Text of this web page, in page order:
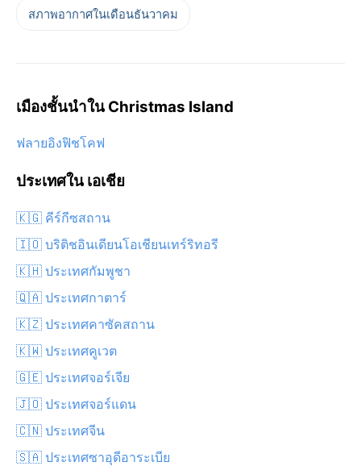
สภาพอากาศในเดือนธันวาคม
เมืองชั้นนำใน Christmas Island
ฟลายอิงฟิชโคฟ
ประเทศใน เอเชีย
🇰🇬 คีร์กีซสถาน
🇮🇴 บริติชอินเดียนโอเชียนเทร์ริทอรี
🇰🇭 ประเทศกัมพูชา
🇶🇦 ประเทศกาตาร์
🇰🇿 ประเทศคาซัคสถาน
🇰🇼 ประเทศคูเวต
🇬🇪 ประเทศจอร์เจีย
🇯🇴 ประเทศจอร์แดน
🇨🇳 ประเทศจีน
🇸🇦 ประเทศซาอุดีอาระเบีย